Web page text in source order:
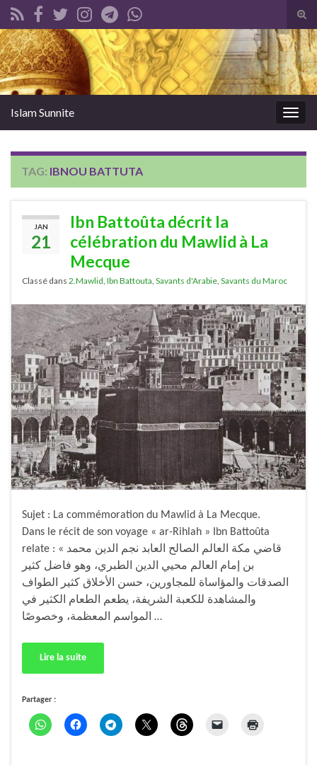
Search for:
Islam Sunnite
TAG: IBNOU BATTUTA
JAN
21
Ibn Battoûta décrit la
célébration du Mawlid à La
Mecque
Classé dans 2.Mawlid Ibn Battouta Savants d'Arabie Savants du Maroc
Sujet : La commémoration du Mawlid à La Mecque.
Dans le récit de son voyage « ar-Rihlah » Ibn Battoûta
relate : « قاضي مكة العالم الصالح العابد نجم الدين محمد
بن إمام العالم محيي الدين الطبري، وهو فاضل كثير
الصدقات والمؤاساة للمجاورين، حسن الأخلاق كثير الطواف
والمشاهدة للكعبة الشريفة، يطعم الطعام الكثير في
المواسم المعظمة، وخصوصًا …
Lire la suite
Partager :